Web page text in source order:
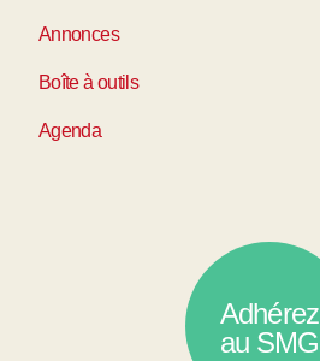
Annonces
Boîte à outils
Agenda
Adhérez
au SMG